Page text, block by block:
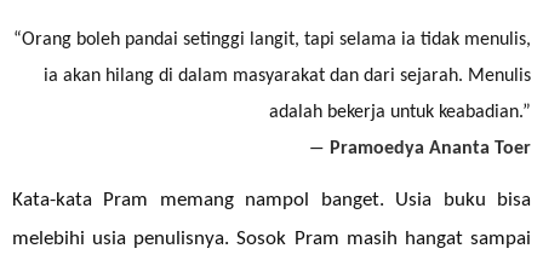
“Orang boleh pandai setinggi langit, tapi selama ia tidak menulis,
ia akan hilang di dalam masyarakat dan dari sejarah. Menulis
adalah bekerja untuk keabadian.”
― Pramoedya Ananta Toer
Kata-kata Pram memang nampol banget. Usia buku bisa
melebihi usia penulisnya. Sosok Pram masih hangat sampai